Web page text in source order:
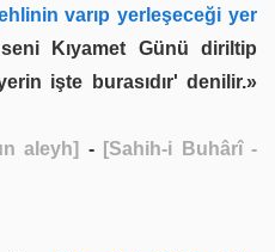
varıp yerleşeceği yer
Kıyamet Günü diriltip
işte burasıdır' denilir.»
aleyh] - [Sahih-i Buhârî -